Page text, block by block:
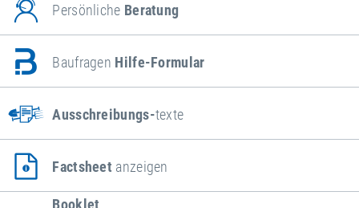
Persönliche Beratung
Baufragen Hilfe-Formular
Ausschreibungs-texte
Factsheet anzeigen
Booklet